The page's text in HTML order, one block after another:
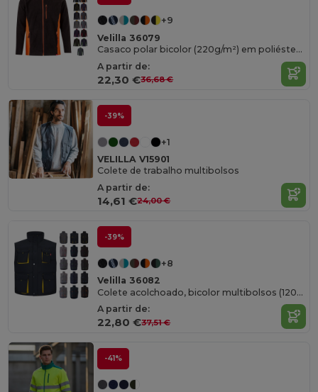
+9
Velilla 36079
Casaco polar bicolor (220g/m²) em poliéster (100%)
A partir de:
22,30 €36,68 €
-39%
+1
VELILLA V15901
Colete de trabalho multibolsos
A partir de:
14,61 €24,00 €
-39%
+8
Velilla 36082
Colete acolchoado, bicolor multibolsos (120g/m²), em poliéster (100%)
A partir de:
22,80 €37,51 €
-41%